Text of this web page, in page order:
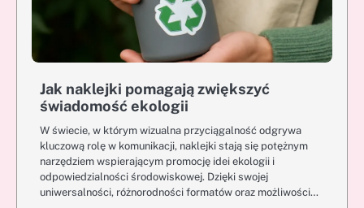
Jak naklejki pomagają zwiększyć
świadomość ekologii
W świecie, w którym wizualna przyciągalność odgrywa
kluczową rolę w komunikacji, naklejki stają się potężnym
narzędziem wspierającym promocję idei ekologii i
odpowiedzialności środowiskowej. Dzięki swojej
uniwersalności, różnorodności formatów oraz możliwości…